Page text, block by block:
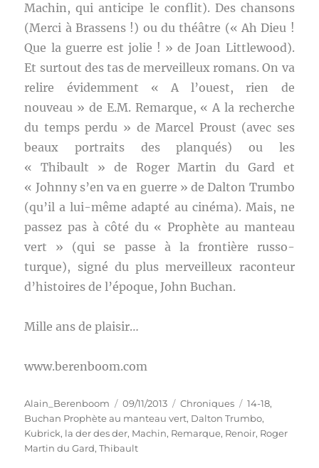
Machin, qui anticipe le conflit). Des chansons
(Merci à Brassens !) ou du théâtre (« Ah Dieu !
Que la guerre est jolie ! » de Joan Littlewood).
Et surtout des tas de merveilleux romans. On va
relire évidemment « A l’ouest, rien de
nouveau » de E.M. Remarque, « A la recherche
du temps perdu » de Marcel Proust (avec ses
beaux portraits des planqués) ou les
« Thibault » de Roger Martin du Gard et
« Johnny s’en va en guerre » de Dalton Trumbo
(qu’il a lui-même adapté au cinéma). Mais, ne
passez pas à côté du « Prophète au manteau
vert » (qui se passe à la frontière russo-
turque), signé du plus merveilleux raconteur
d’histoires de l’époque, John Buchan.
Mille ans de plaisir…
www.berenboom.com
Auteur
Alain_Berenboom
Publié
le
09/11/2013 Catégories
Chroniques Étiquettes
14-18,
Buchan Prophète au manteau vert, Dalton Trumbo,
Kubrick, la der des der, Machin, Remarque, Renoir, Roger
Martin du Gard,Thibault